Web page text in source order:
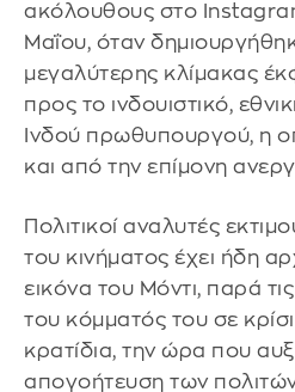
ακόλουθους στο
Μαΐου, όταν
μεγαλύτερης κλίμακας
προς το ινδουιστικό,
Ινδού πρωθυπουργού, η
και από την επίμονη
Πολιτικοί αναλυτές
του κινήματος έχει ήδη
εικόνα του Μόντι, παρά
του κόμματός του σε
κρατίδια, την ώρα που
απογοήτευση των πολιτών